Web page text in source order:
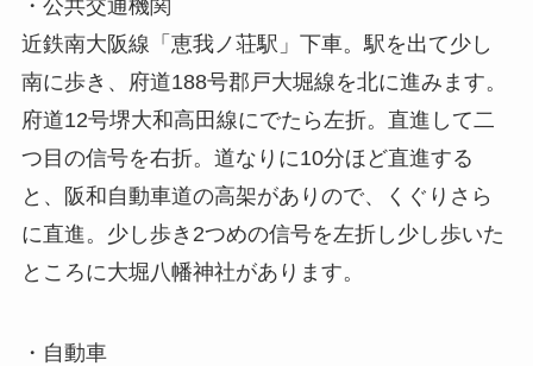
・ 公共交通機関
近鉄南大阪線「恵我ノ荘駅」下車。駅を出て少し
南に歩き、府道188号郡戸大堀線を北に進みます。
府道12号堺大和高田線にでたら左折。直進して二
つ目の信号を右折。道なりに10分ほど直進する
と、阪和自動車道の高架がありので、くぐりさら
に直進。少し歩き2つめの信号を左折し少し歩いた
ところに大堀八幡神社があります。
・ 自動車